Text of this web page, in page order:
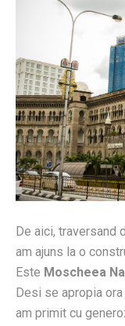
De aici, traversand
am ajuns la o
Este Moscheea
Desi se apropia
am primit cu